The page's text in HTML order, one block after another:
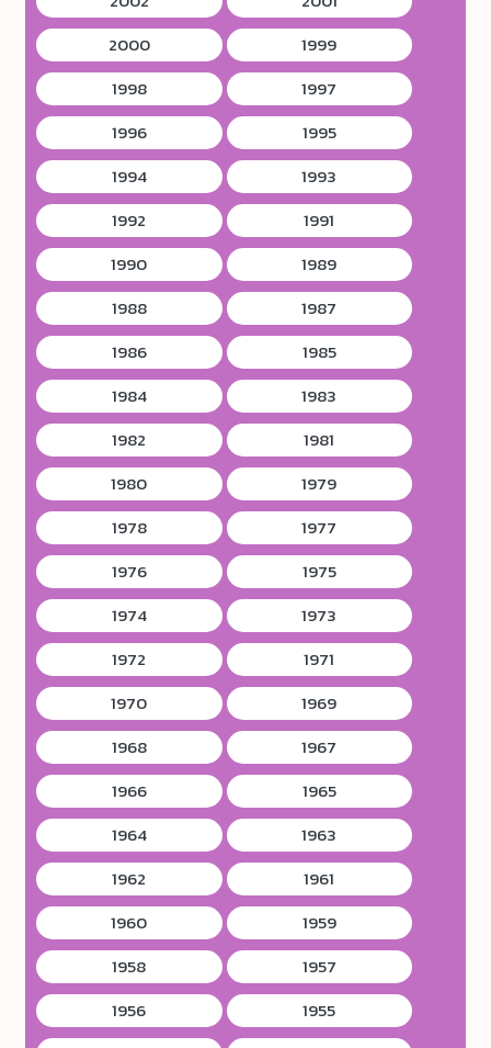
2000
1999
1998
1997
1996
1995
1994
1993
1992
1991
1990
1989
1988
1987
1986
1985
1984
1983
1982
1981
1980
1979
1978
1977
1976
1975
1974
1973
1972
1971
1970
1969
1968
1967
1966
1965
1964
1963
1962
1961
1960
1959
1958
1957
1956
1955